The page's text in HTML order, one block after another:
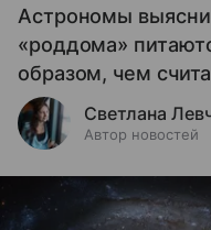
Астрономы
«роддома»
образом, чем
Светлана
Автор новостей